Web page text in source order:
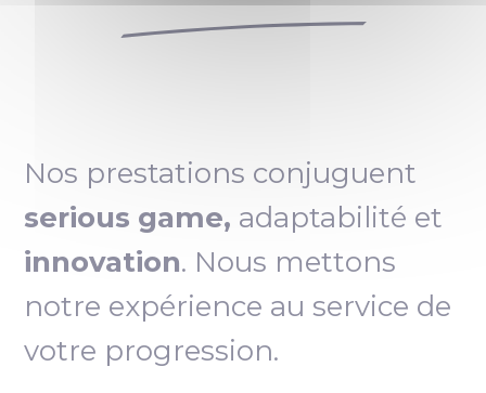
Nos prestations conjuguent
serious game, adaptabilité et
innovation. Nous mettons
notre expérience au service de
votre progression.